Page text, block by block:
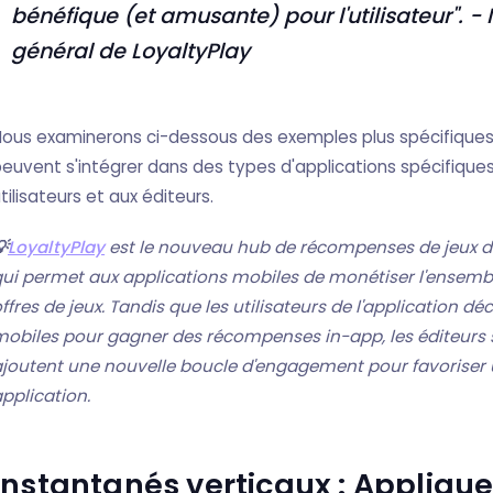
bénéfique (et amusante) pour l'utilisateur". -
général de LoyaltyPlay
examinerons ci-dessous des exemples plus
s'intégrer dans des types d'applications
et aux éditeurs.
LoyaltyPlayest le nouveau hub de récompenses de jeux
permet aux applications mobiles de monétiser
de jeux. Tandis que les utilisateurs de l'application
pour gagner des récompenses in-app, les
une nouvelle boucle d'engagement pour
verticaux :